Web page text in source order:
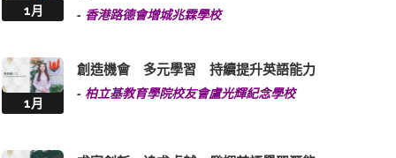
1月 - 香港路德會增城兆霖學校
1月
創造機會 多元學習 持續提升英語能力
- 柏立基教育學院校友會盧光輝紀念學校